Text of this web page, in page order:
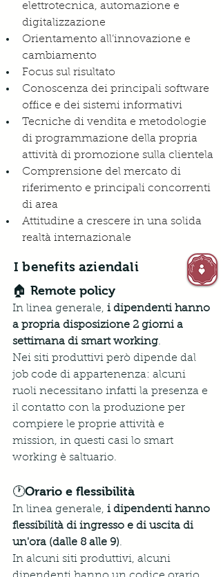
elettrotecnica, automazione e
digitalizzazione
Orientamento all’innovazione e
cambiamento
Focus sul risultato
Conoscenza dei principali software
office e dei sistemi informativi
Tecniche di vendita e metodologie
di programmazione della propria
attività di promozione sulla clientela
Comprensione del mercato di
riferimento e principali concorrenti
di area
Attitudine a crescere in una solida
realtà internazionale
🏠 Remote policy
In linea generale, i dipendenti hanno
a propria disposizione 2 giorni a
settimana di smart working.
Nei siti produttivi però dipende dal
job code di appartenenza: alcuni
ruoli necessitano infatti la presenza e
il contatto con la produzione per
compiere le proprie attività e
mission, in questi casi lo smart
working è saltuario.
🕐Orario e flessibilità
In linea generale, i dipendenti hanno
flessibilità di ingresso e di uscita di
un'ora (dalle 8 alle 9).
In alcuni siti produttivi, alcuni
I benefits aziendali